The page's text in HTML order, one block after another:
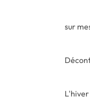
sur
L'hiver